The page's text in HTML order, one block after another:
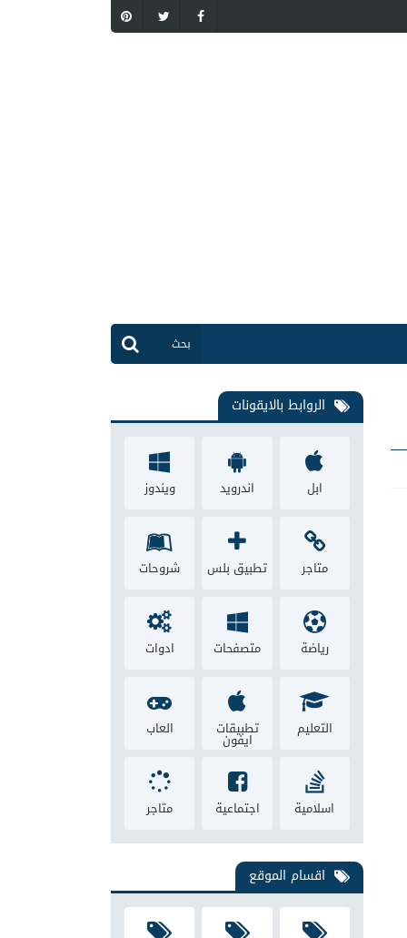
الروابط بالايقونات
ابل اندرويد ويندوز
متاجر تطبيق بلس شروحات
رياضة متصفحات ادوات
التعليم تطبيقات
ايفون
العاب
اسلامية اجتماعية متاجر
اقسام الموقع